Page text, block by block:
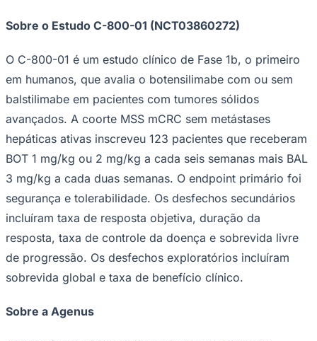
Sobre o Estudo C-800-01 (NCT03860272)
O C-800-01 é um estudo clínico de Fase 1b, o primeiro
em humanos, que avalia o botensilimabe com ou sem
balstilimabe em pacientes com tumores sólidos
avançados. A coorte MSS mCRC sem metástases
hepáticas ativas inscreveu 123 pacientes que receberam
BOT 1 mg/kg ou 2 mg/kg a cada seis semanas mais BAL
3 mg/kg a cada duas semanas. O endpoint primário foi
segurança e tolerabilidade. Os desfechos secundários
incluíram taxa de resposta objetiva, duração da
resposta, taxa de controle da doença e sobrevida livre
de progressão. Os desfechos exploratórios incluíram
sobrevida global e taxa de benefício clínico.
Sobre a Agenus